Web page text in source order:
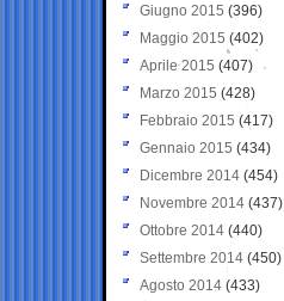
Giugno 2015 (396)
Maggio 2015 (402)
Aprile 2015 (407)
Marzo 2015 (428)
Febbraio 2015 (417)
Gennaio 2015 (434)
Dicembre 2014 (454)
Novembre 2014 (437)
Ottobre 2014 (440)
Settembre 2014 (450)
Agosto 2014 (433)